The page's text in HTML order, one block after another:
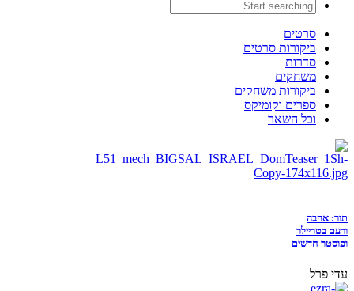
סרטים
ביקורות סרטים
סדרות
משחקים
ביקורות משחקים
ספרים וקומיקס
וכל השאר
תור: אהבה
ורעם בטריילר
ופוסטר חדשים
עדי פרל